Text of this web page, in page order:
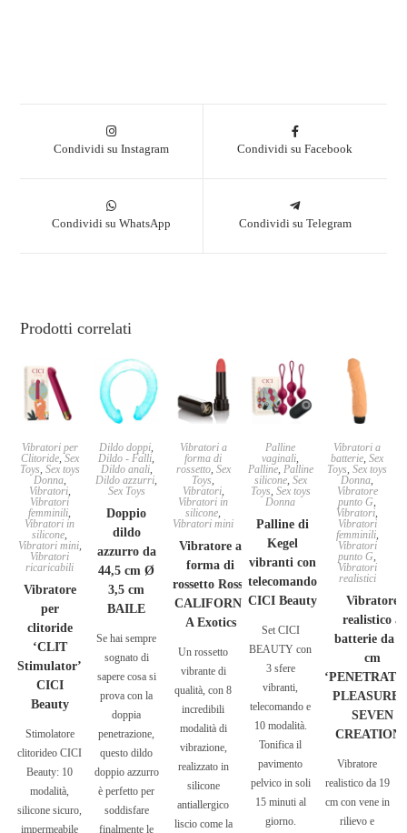
Condividi su Instagram Condividi su Facebook
Condividi su WhatsApp Condividi su Telegram
Prodotti correlati
Vibratori per
Clitoride, Sex
Toys, Sex toys
Donna,
Vibratori,
Vibratori
femminili,
Vibratori in
silicone,
Vibratori mini,
Vibratori
ricaricabili
Vibratore
per
clitoride
‘CLIT
Stimulator’
CICI
Beauty
Stimolatore
clitorideo CICI
Beauty: 10
modalità,
silicone sicuro,
impermeabile
Dildo doppi,
Dildo - Falli,
Dildo anali,
Dildo azzurri,
Sex Toys
Doppio
dildo
azzurro da
44,5 cm Ø
3,5 cm
BAILE
Se hai sempre
sognato di
sapere cosa si
prova con la
doppia
penetrazione,
questo dildo
doppio azzurro
è perfetto per
soddisfare
finalmente le
Vibratori a
forma di
rossetto, Sex
Toys,
Vibratori,
Vibratori in
silicone,
Vibratori mini
Vibratore a
forma di
rossetto Rosso
CALIFORNI
A Exotics
Un rossetto
vibrante di
qualità, con 8
incredibili
modalità di
vibrazione,
realizzato in
silicone
antiallergico
liscio come la
Palline
vaginali,
Palline, Palline
silicone, Sex
Toys, Sex toys
Donna
Palline di
Kegel
vibranti con
telecomando
CICI Beauty
Set CICI
BEAUTY con
3 sfere
vibranti,
telecomando e
10 modalità.
Tonifica il
pavimento
pelvico in soli
15 minuti al
giorno.
Vibratori a
batterie,Sex
Toys,Sex toys
Donna,
Vibratore
punto G,
Vibratori,
Vibratori
femminili,
Vibratori
punto G,
Vibratori
realistici
Vibratore
realistico a
batterie da
cm
SEVEN
Vibratore
realistico da 19
cm con vene in
rilievo e